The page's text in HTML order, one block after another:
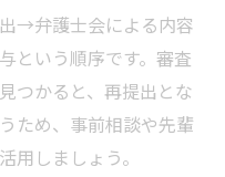
→弁護士会による内容
いう順序です。審査
つかると、再提出とな
ため、事前相談や先輩
用しましょう。